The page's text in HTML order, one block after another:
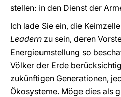
stellen: in den Dienst der
Ich lade Sie ein, die
Leadern zu sein, deren
Energieumstellung so
Völker der Erde
zukünftigen Generationen,
Ökosysteme. Möge dies als